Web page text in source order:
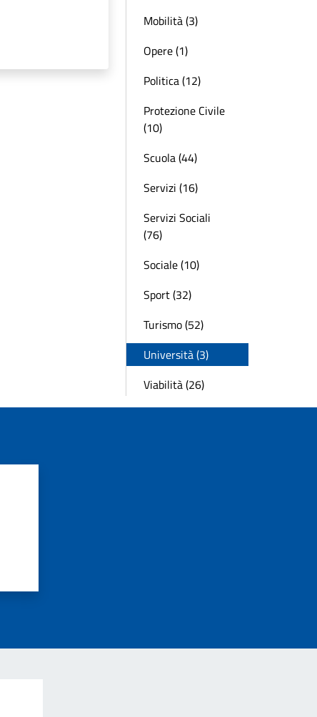
Mobilità (3)
Opere (1)
Politica (12)
Protezione Civile
(10)
Scuola (44)
Servizi (16)
Servizi Sociali
(76)
Sociale (10)
Sport (32)
Turismo (52)
Università (3)
Viabilità (26)